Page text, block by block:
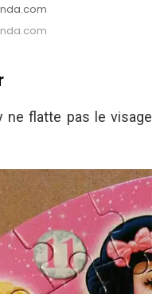
ne flatte pas le visage